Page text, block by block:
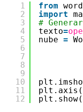
1
2
3
4
5
6
7
8
9
10
11
12
from
import
#
texto=
nube =
plt.axis(